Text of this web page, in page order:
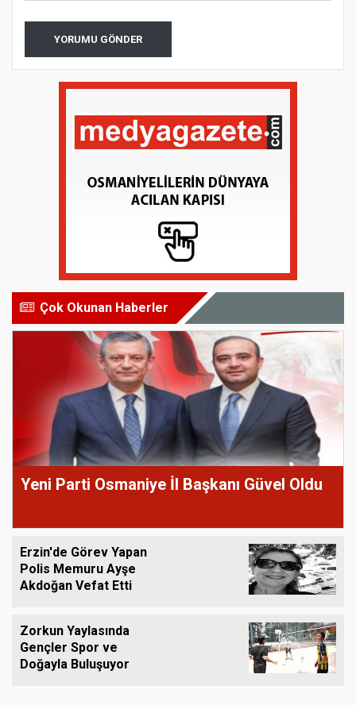
YORUMU GÖNDER
Çok Okunan Haberler
Yeni Parti Osmaniye İl Başkanı Güvel Oldu
Erzin'de Görev Yapan
Polis Memuru Ayşe
Akdoğan Vefat Etti
Zorkun Yaylasında
Gençler Spor ve
Doğayla Buluşuyor